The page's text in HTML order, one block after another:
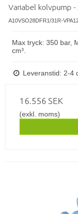
Variabel kolvpump -
A10VSO28DFR1/31R-
Max tryck: 350 bar,
cm³.
Leveranstid: 2-4
16.556 SEK
(exkl. moms)